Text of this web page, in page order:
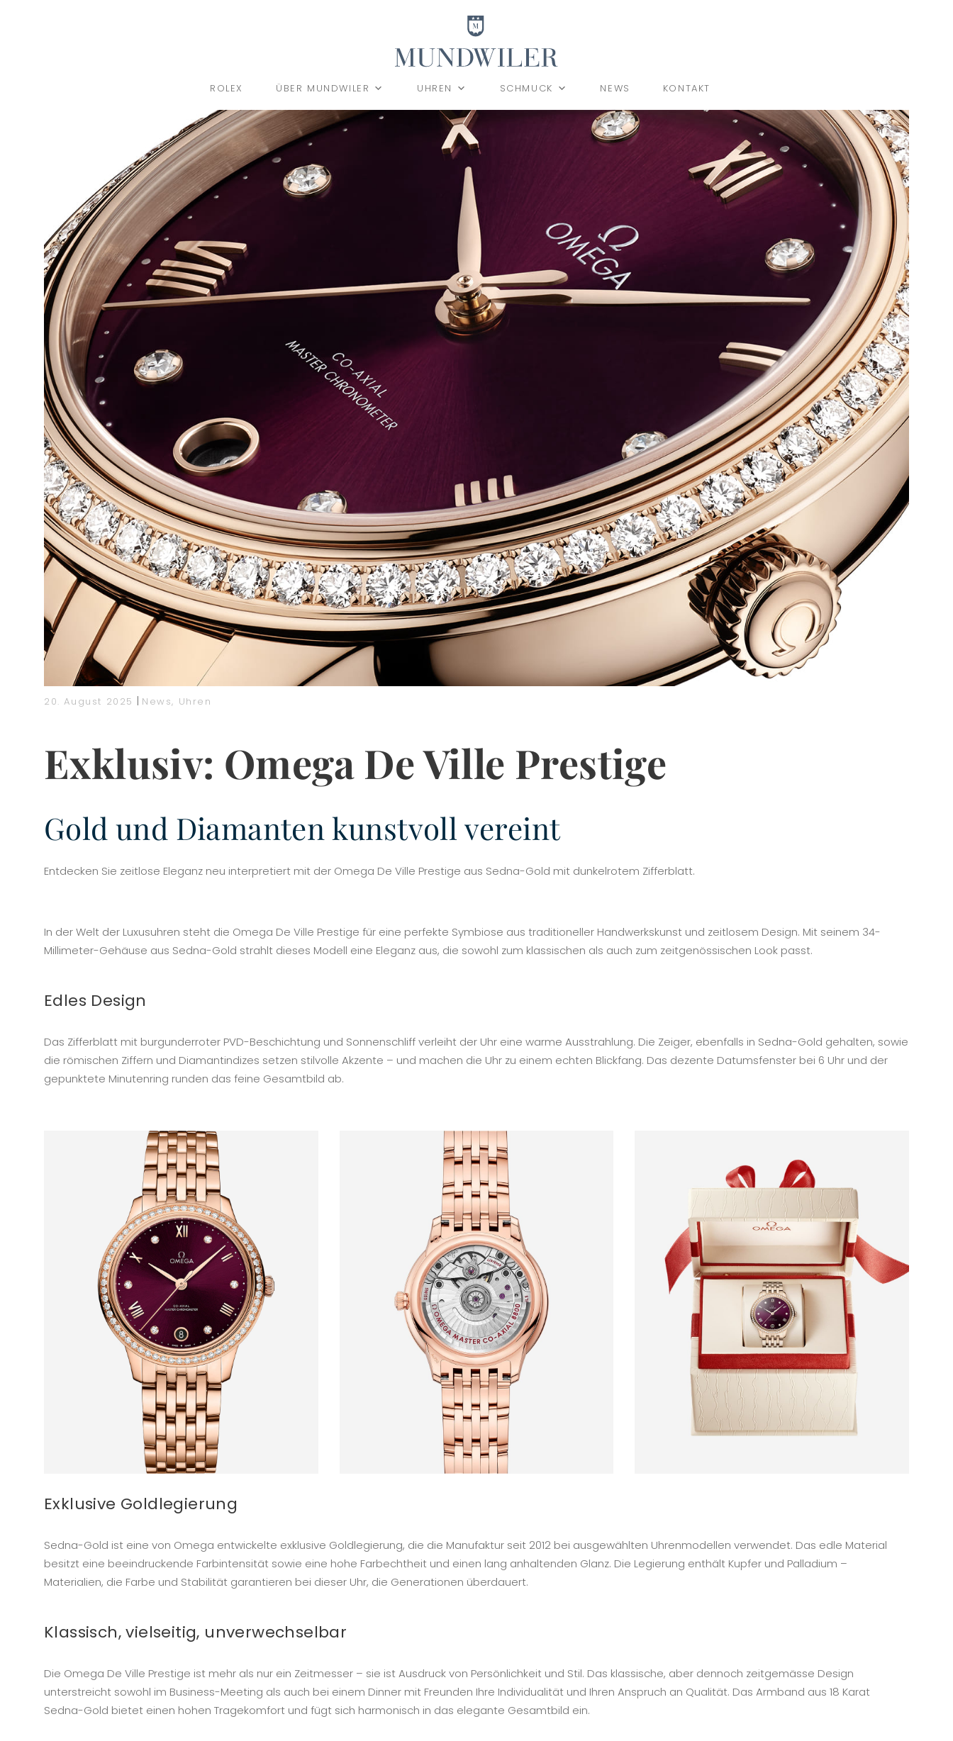
ROLEX ÜBER MUNDWILER UHREN SCHMUCK NEWS KONTAKT
20. August 2025 | News, Uhren
Exklusiv: Omega De Ville Prestige
Gold und Diamanten kunstvoll vereint
Entdecken Sie zeitlose Eleganz neu interpretiert mit der Omega De Ville Prestige aus Sedna-Gold mit dunkelrotem Zifferblatt.
In der Welt der Luxusuhren steht die Omega De Ville Prestige für eine perfekte Symbiose aus traditioneller Handwerkskunst und zeitlosem Design. Mit seinem 34-
Millimeter-Gehäuse aus Sedna-Gold strahlt dieses Modell eine Eleganz aus, die sowohl zum klassischen als auch zum zeitgenössischen Look passt.
Edles Design
Das Zifferblatt mit burgunderroter PVD-Beschichtung und Sonnenschliff verleiht der Uhr eine warme Ausstrahlung. Die Zeiger, ebenfalls in Sedna-Gold gehalten, sowie
die römischen Ziffern und Diamantindizes setzen stilvolle Akzente – und machen die Uhr zu einem echten Blickfang. Das dezente Datumsfenster bei 6 Uhr und der
gepunktete Minutenring runden das feine Gesamtbild ab.
Exklusive Goldlegierung
Sedna-Gold ist eine von Omega entwickelte exklusive Goldlegierung, die die Manufaktur seit 2012 bei ausgewählten Uhrenmodellen verwendet. Das edle Material
besitzt eine beeindruckende Farbintensität sowie eine hohe Farbechtheit und einen lang anhaltenden Glanz. Die Legierung enthält Kupfer und Palladium –
Materialien, die Farbe und Stabilität garantieren bei dieser Uhr, die Generationen überdauert.
Klassisch, vielseitig, unverwechselbar
Die Omega De Ville Prestige ist mehr als nur ein Zeitmesser – sie ist Ausdruck von Persönlichkeit und Stil. Das klassische, aber dennoch zeitgemässe Design
unterstreicht sowohl im Business-Meeting als auch bei einem Dinner mit Freunden Ihre Individualität und Ihren Anspruch an Qualität. Das Armband aus 18 Karat
Sedna-Gold bietet einen hohen Tragekomfort und fügt sich harmonisch in das elegante Gesamtbild ein.